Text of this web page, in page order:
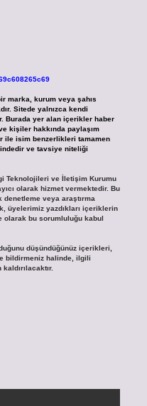
marka, kurum veya şahıs
Sitede yalnızca kendi
Burada yer alan içerikler haber
kişiler hakkında paylaşım
ile isim benzerlikleri tamamen
ve tavsiye niteliği
Teknolojileri ve İletişim Kurumu
olarak hizmet vermektedir. Bu
veya araştırma
üyelerimiz yazdıkları içeriklerin
olarak bu sorumluluğu kabul
düşündüğünüz içerikleri,
bildirmeniz halinde, ilgili